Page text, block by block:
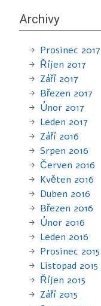
Archivy
Prosinec 2017
Říjen 2017
Září 2017
Březen 2017
Únor 2017
Leden 2017
Září 2016
Srpen 2016
Červen 2016
Květen 2016
Duben 2016
Březen 2016
Únor 2016
Leden 2016
Prosinec 2015
Listopad 2015
Říjen 2015
Září 2015